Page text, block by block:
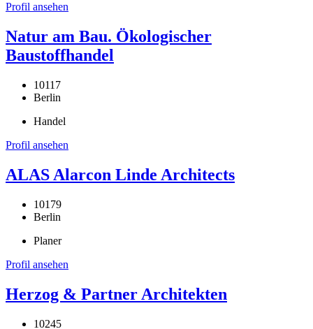
Profil ansehen
Natur am Bau. Ökologischer
Baustoffhandel
10117
Berlin
Handel
Profil ansehen
ALAS Alarcon Linde Architects
10179
Berlin
Planer
Profil ansehen
Herzog & Partner Architekten
10245